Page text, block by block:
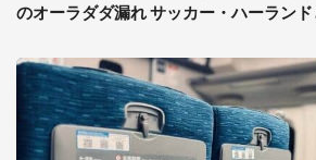
のオーラダダ漏れ サッカー・ハーラン